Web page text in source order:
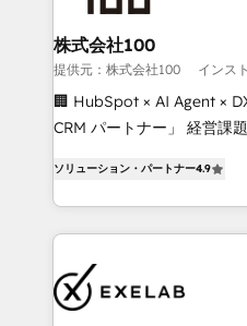
combines strong
business perspective.
scaled businesses
understanding of what
as their systems, data,
range of industries,
B2B services,
on delivering clean,
create long-term value
株式会社100
提供元：株式会社100 インス
🏢 HubSpot × AI Agent ×
CRM パートナー」 経営課題と現場業務をつなぐAIネイ
力で顧客フロント業務を再設計します
をする会社か？ HubSpot
トを組み込んだ顧客フロン
ィブ・エージェンシーです
門が分立する組織で、デー
ソリューション・パートナー4.9